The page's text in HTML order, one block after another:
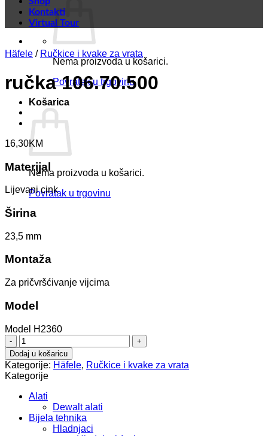
Nema proizvoda u košarici.
Povratak u trgovinu
Košarica
Nema proizvoda u košarici.
Povratak u trgovinu
Kontakti
Virtual Tour
Häfele / Ručkice i kvake za vrata
ručka 106.70.500
16,30KM
Materijal
Lijevani cink
Širina
23,5 mm
Montaža
Za pričvršćivanje vijcima
Model
Model H2360
ručka
106.70.500
količina
Dodaj u košaricu
Kategorije: Häfele, Ručkice i kvake za vrata
Kategorije
Alati
Dewalt alati
Bijela tehnika
Hladnjaci